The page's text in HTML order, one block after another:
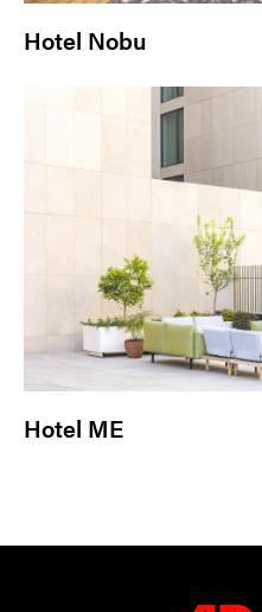
Hotel Nobu
Hotel ME